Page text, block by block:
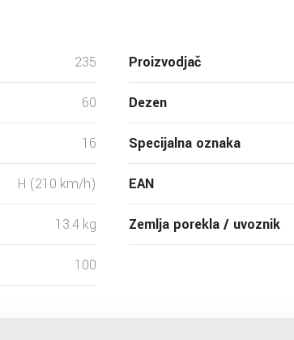
235
60
16
H (210 km/h)
13.4 kg
100
Proizvodjač
Dezen
Specijalna oznaka
EAN
Zemlja porekla / uvoznik